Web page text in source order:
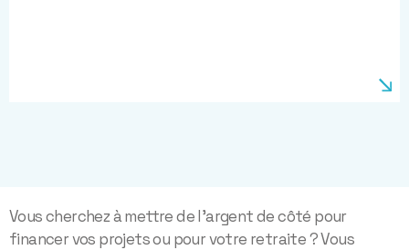
Vous cherchez à mettre de l’argent de côté pour
financer vos projets ou pour votre retraite ? Vous